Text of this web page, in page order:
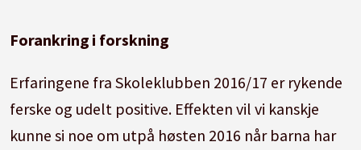
Forankring i forskning
Erfaringene fra Skoleklubben 2016/17 er rykende
ferske og udelt positive. Effekten vil vi kanskje
kunne si noe om utpå høsten 2016 når barna har